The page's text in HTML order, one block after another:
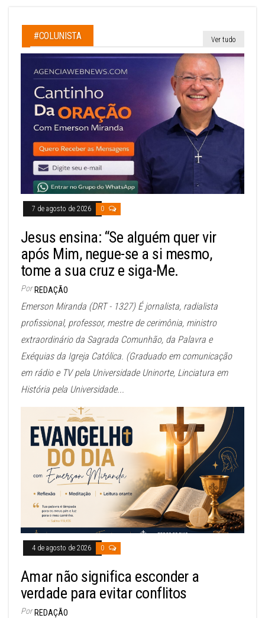
#COLUNISTA Ver tudo
7 de agosto de 2026 0
Jesus ensina: “Se alguém quer vir
após Mim, negue-se a si mesmo,
tome a sua cruz e siga-Me.
Por REDAÇÃO
Emerson Miranda (DRT - 1327) É jornalista, radialista
profissional, professor, mestre de cerimônia, ministro
extraordinário da Sagrada Comunhão, da Palavra e
Exéquias da Igreja Católica. (Graduado em comunicação
em rádio e TV pela Universidade Uninorte, Linciatura em
História pela Universidade...
4 de agosto de 2026 0
Amar não significa esconder a
verdade para evitar conflitos
Por REDAÇÃO